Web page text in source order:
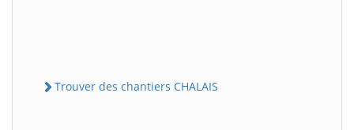
Trouver des chantiers CHALAIS